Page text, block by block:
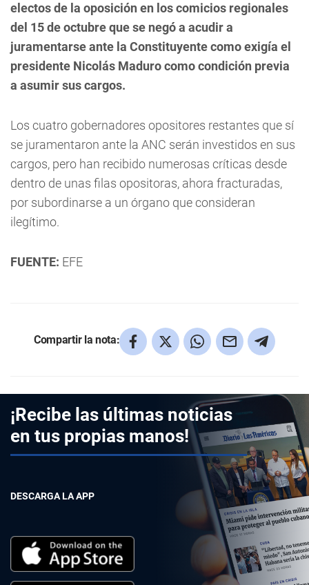
electos de la oposición en los comicios regionales
del 15 de octubre que se negó a acudir a
juramentarse ante la Constituyente como exigía el
presidente Nicolás Maduro como condición previa
a asumir sus cargos.
Los cuatro gobernadores opositores restantes que sí
se juramentaron ante la ANC serán investidos en sus
cargos, pero han recibido numerosas críticas desde
dentro de unas filas opositoras, ahora fracturadas,
por subordinarse a un órgano que consideran
ilegítimo.
FUENTE: EFE
Compartir la nota:
¡Recibe las últimas noticias
en tus propias manos!
DESCARGA LA APP